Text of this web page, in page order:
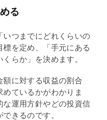
る
つまでにどれくらいの
を定め、「手元にある
らか」を決めます。
額に対する収益の割合
めているかがわかりま
な運用方針やどの投資信
きるのです。